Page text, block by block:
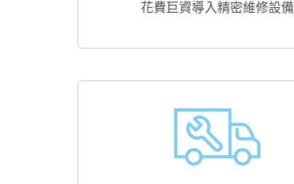
花費巨資導入精密維修設備